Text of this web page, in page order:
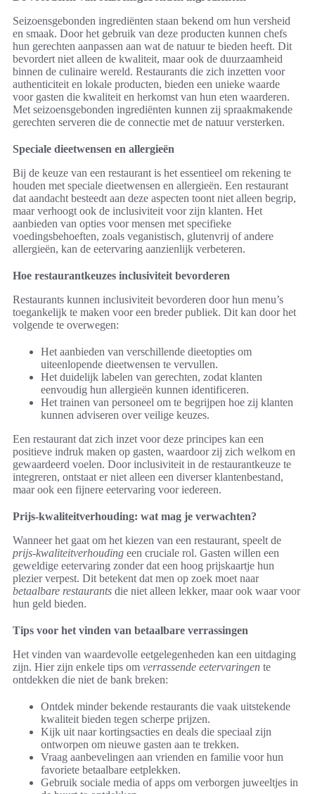
Seizoensgebonden ingrediënten staan bekend om hun versheid
en smaak. Door het gebruik van deze producten kunnen chefs
hun gerechten aanpassen aan wat de natuur te bieden heeft. Dit
bevordert niet alleen de kwaliteit, maar ook de duurzaamheid
binnen de culinaire wereld. Restaurants die zich inzetten voor
authenticiteit en lokale producten, bieden een unieke waarde
voor gasten die kwaliteit en herkomst van hun eten waarderen.
Met seizoensgebonden ingrediënten kunnen zij spraakmakende
gerechten serveren die de connectie met de natuur versterken.
Speciale dieetwensen en allergieën
Bij de keuze van een restaurant is het essentieel om rekening te
houden met speciale dieetwensen en allergieën. Een restaurant
dat aandacht besteedt aan deze aspecten toont niet alleen begrip,
maar verhoogt ook de inclusiviteit voor zijn klanten. Het
aanbieden van opties voor mensen met specifieke
voedingsbehoeften, zoals veganistisch, glutenvrij of andere
allergieën, kan de eetervaring aanzienlijk verbeteren.
Hoe restaurantkeuzes inclusiviteit bevorderen
Restaurants kunnen inclusiviteit bevorderen door hun menu’s
toegankelijk te maken voor een breder publiek. Dit kan door het
volgende te overwegen:
Het aanbieden van verschillende dieetopties om
uiteenlopende dieetwensen te vervullen.
Het duidelijk labelen van gerechten, zodat klanten
eenvoudig hun allergieën kunnen identificeren.
Het trainen van personeel om te begrijpen hoe zij klanten
kunnen adviseren over veilige keuzes.
Een restaurant dat zich inzet voor deze principes kan een
positieve indruk maken op gasten, waardoor zij zich welkom en
gewaardeerd voelen. Door inclusiviteit in de restaurantkeuze te
integreren, ontstaat er niet alleen een diverser klantenbestand,
maar ook een fijnere eetervaring voor iedereen.
Prijs-kwaliteitverhouding: wat mag je verwachten?
Wanneer het gaat om het kiezen van een restaurant, speelt de
prijs-kwaliteitverhouding een cruciale rol. Gasten willen een
geweldige eetervaring zonder dat een hoog prijskaartje hun
plezier verpest. Dit betekent dat men op zoek moet naar
betaalbare restaurants die niet alleen lekker, maar ook waar voor
hun geld bieden.
Tips voor het vinden van betaalbare verrassingen
Het vinden van waardevolle eetgelegenheden kan een uitdaging
zijn. Hier zijn enkele tips om verrassende eetervaringen te
ontdekken die niet de bank breken:
Ontdek minder bekende restaurants die vaak uitstekende
kwaliteit bieden tegen scherpe prijzen.
Kijk uit naar kortingsacties en deals die speciaal zijn
ontworpen om nieuwe gasten aan te trekken.
Vraag aanbevelingen aan vrienden en familie voor hun
favoriete betaalbare eetplekken.
Gebruik sociale media of apps om verborgen juweeltjes in